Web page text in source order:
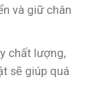
và giữ chân
chất lượng,
sẽ giúp quá